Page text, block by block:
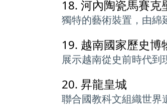
18. 河內陶瓷馬賽克
獨特的藝術裝置，由綿
19. 越南國家歷史博
展示越南從史前時代到
20. 昇龍皇城
聯合國教科文組織世界